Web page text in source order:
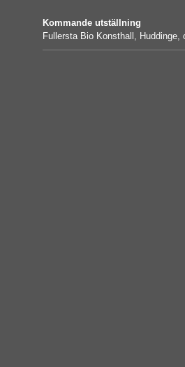
Kommande utställning
Fullersta Bio Konsthall, Huddinge,